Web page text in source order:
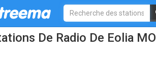
De Radio De Eolia MO